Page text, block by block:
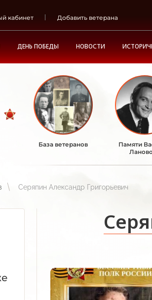
кабинет Добавить ветерана
ДЕНЬ ПОБЕДЫ НОВОСТИ
База ветеранов
Памяти
Серяпин Александр Григорьевич